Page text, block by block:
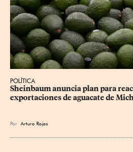
POLÍTICA
Sheinbaum anuncia plan para
exportaciones de aguacate de
Por Arturo Rojas